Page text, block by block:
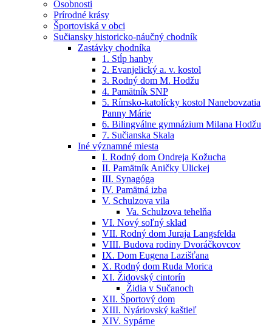
Osobnosti
Prírodné krásy
Športoviská v obci
Sučiansky historicko-náučný chodník
Zastávky chodníka
1. Stĺp hanby
2. Evanjelický a. v. kostol
3. Rodný dom M. Hodžu
4. Pamätník SNP
5. Rímsko-katolícky kostol Nanebovzatia
Panny Márie
6. Bilingválne gymnázium Milana Hodžu
7. Sučianska Skala
Iné významné miesta
I. Rodný dom Ondreja Kožucha
II. Pamätník Aničky Ulickej
III. Synagóga
IV. Pamätná izba
V. Schulzova vila
Va. Schulzova tehelňa
VI. Nový soľný sklad
VII. Rodný dom Juraja Langsfelda
VIII. Budova rodiny Dvoráčkovcov
IX. Dom Eugena Lazišťana
X. Rodný dom Ruda Morica
XI. Židovský cintorín
Židia v Sučanoch
XII. Športový dom
XIII. Nyáriovský kaštieľ
XIV. Sypárne